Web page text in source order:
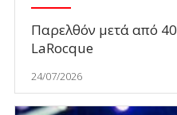
Παρελθόν μετά από
LaRocque
24/07/2026